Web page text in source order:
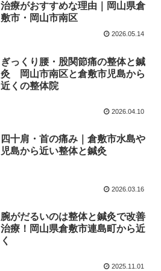
治療がおすすめな理由｜岡山県倉
敷市・岡山市南区
2026.05.14
ぎっくり腰・股関節痛の整体と鍼
灸 岡山市南区と倉敷市児島から
近くの整体院
2026.04.10
四十肩・首の痛み｜倉敷市水島や
児島から近い整体と鍼灸
2026.03.16
腕がだるいのは整体と鍼灸で改善
治療！岡山県倉敷市連島町から近
く
2025.11.01